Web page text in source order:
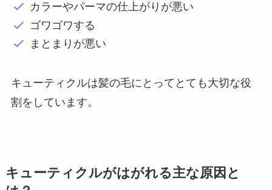
カラーやパーマの仕上がりが悪い
ゴワゴワする
まとまりが悪い
キューティクルは髪の毛にとってとても大切な役
割をしています。
キューティクルがはがれる主な原因と